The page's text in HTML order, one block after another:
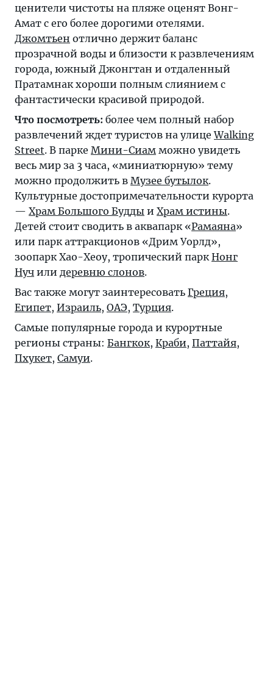
ценители чистоты на пляже оценят Вонг-
Амат с его более дорогими отелями.
Джомтьен отлично держит баланс
прозрачной воды и близости к развлечениям
города, южный Джонгтан и отдаленный
Пратамнак хороши полным слиянием с
фантастически красивой природой.
Что посмотреть: более чем полный набор
развлечений ждет туристов на улицеWalking
Street. В парке Мини-Сиам можно увидеть
весь мир за 3 часа, «миниатюрную» тему
можно продолжить в Музее бутылок.
Культурные достопримечательности курорта
— Храм Большого Будды и Храм истины.
Детей стоит сводить в аквапарк «Рамаяна»
или парк аттракционов «Дрим Уорлд»,
зоопарк Хао-Хеоу, тропический парк Нонг
Нуч или деревню слонов.
Вас также могут заинтересовать Греция,
Египет, Израиль, ОАЭ, Турция.
Самые популярные города и курортные
регионы страны: Бангкок, Краби, Паттайя,
Пхукет, Самуи.